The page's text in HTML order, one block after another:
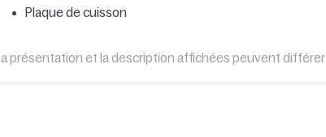
Plaque de cuisson
La présentation et la description affichées peuvent différer